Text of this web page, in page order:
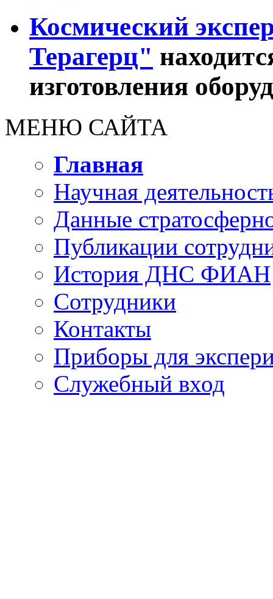
Космический
Терагерц"
изготовления
МЕНЮ САЙТА
Главная
Научная
Данные
Публикации
История ДНС ФИАН
Сотрудники
Контакты
Приборы для
Служебный вход